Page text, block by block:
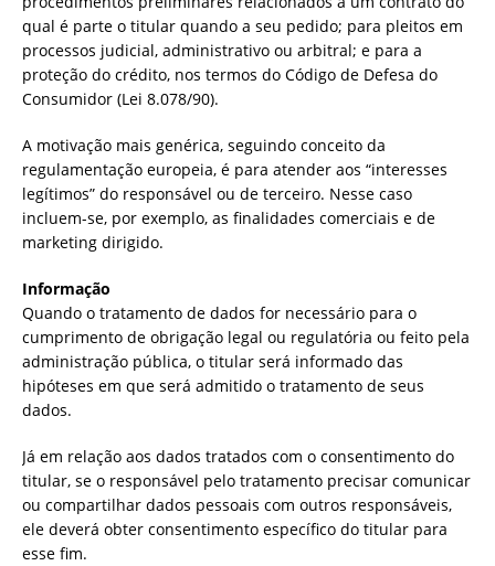
qual é parte o titular quando a seu pedido; para pleitos em
processos judicial, administrativo ou arbitral; e para a
proteção do crédito, nos termos do Código de Defesa do
Consumidor (Lei 8.078/90).
A motivação mais genérica, seguindo conceito da
regulamentação europeia, é para atender aos “interesses
legítimos” do responsável ou de terceiro. Nesse caso
incluem-se, por exemplo, as finalidades comerciais e de
marketing dirigido.
Informação
Quando o tratamento de dados for necessário para o
cumprimento de obrigação legal ou regulatória ou feito pela
administração pública, o titular será informado das
hipóteses em que será admitido o tratamento de seus
dados.
Já em relação aos dados tratados com o consentimento do
titular, se o responsável pelo tratamento precisar comunicar
ou compartilhar dados pessoais com outros responsáveis,
ele deverá obter consentimento específico do titular para
esse fim.